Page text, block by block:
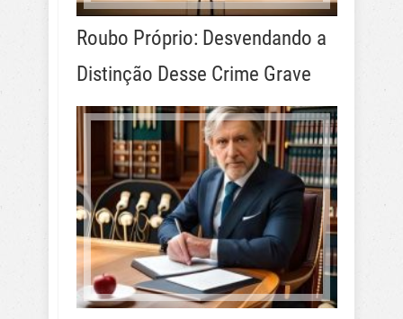
Roubo Próprio: Desvendando a
Distinção Desse Crime Grave